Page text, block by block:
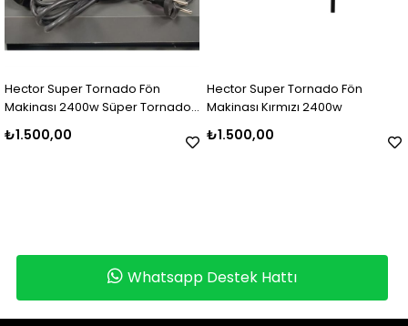
Hector Super Tornado Fön
Makinası 2400w Süper Tornado
5200 Saç Kurutma Makinası
₺1.500,00
Hector Super Tornado Fön
Makinası Kırmızı 2400w
₺1.500,00
Whatsapp Destek Hattı